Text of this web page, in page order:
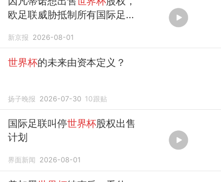
欧足联威胁抵制所有国际足联
新京报 2026-08-01
世界杯的未来由资本定义？
扬子晚报 2026-07-30 10跟贴
国际足联叫停世界杯股权出售
计划
界面新闻 2026-08-01